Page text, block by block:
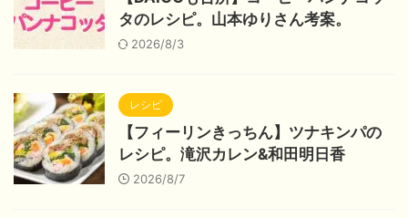
タのレシピ。山本ゆりさん考案。
2026/8/3
レシピ
【フィーリンきっちん】ツナキンパの
レシピ。滝沢カレン&和田明日香
2026/8/7